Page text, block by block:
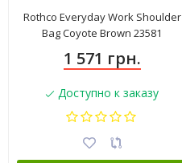
Rothco Everyday Work Shoulder
Bag Coyote Brown 23581
1 571 грн.
Доступно к заказу